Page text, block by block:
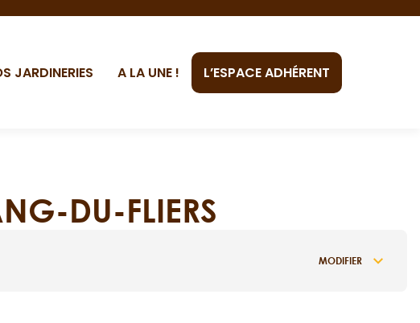
JARDINERIES A LA UNE ! L’ESPACE ADHÉRENT
DU-FLIERS
MODIFIER